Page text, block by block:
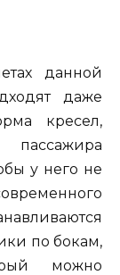
данной
даже
кресел,
у него не
по бокам,
можно